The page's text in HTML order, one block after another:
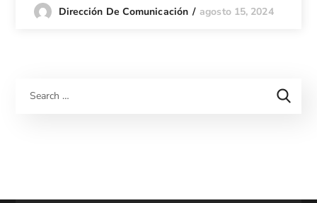
Dirección De Comunicación agosto 15, 2024